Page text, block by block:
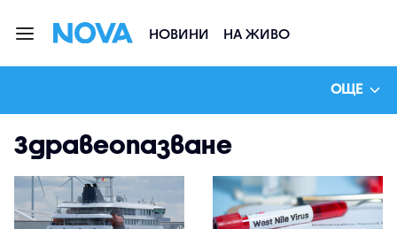
НОВИНИ НА ЖИВО
ОЩЕ
Здравеопазване